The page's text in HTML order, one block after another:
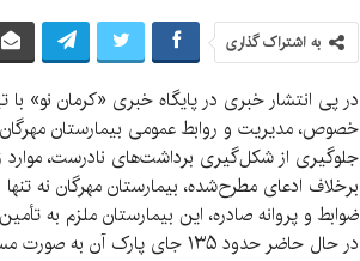
به اشتراک گذاری
در پی انتشار خبری در پایگاه خبری «کرمان نو»
خصوص، مدیریت و روابط عمومی بیمارستان مهرگان
جلوگیری از شکل‌گیری برداشت‌های نادرست، موارد
برخلاف ادعای مطرح‌شده، بیمارستان مهرگان نه
در حال حاضر حدود ۱۳۵ جای پارک آن به صورت مستمر مورد استفاده قرار می‌گیرد.